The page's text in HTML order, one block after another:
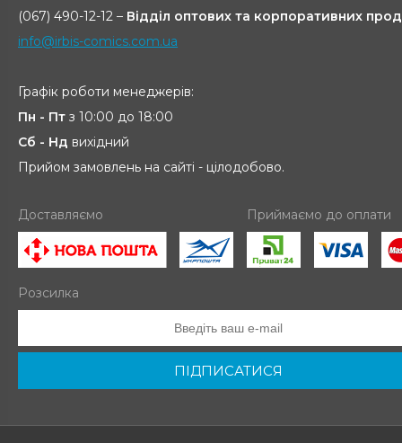
(067) 490-12-12 – Відділ оптових та корпоративних
info@irbis-comics.com.ua
Графік роботи менеджерів:
Пн - Пт з 10:00 до 18:00
Сб - Нд вихідний
Прийом замовлень на сайті - цілодобово.
Доставляємо Приймаємо до оплати
Розсилка
ПІДПИСАТИСЯ